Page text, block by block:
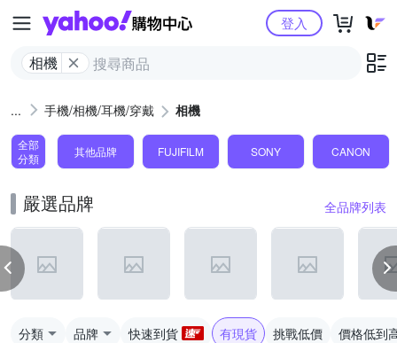
Yahoo購物中心
相機
登入
手機/相機/耳機/穿戴 相機
全部
分類
其他品牌 FUJIFILM SONY CANON
嚴選品牌 全品牌列表
分類 品牌 快速到貨 有現貨 挑戰低價 價格低到